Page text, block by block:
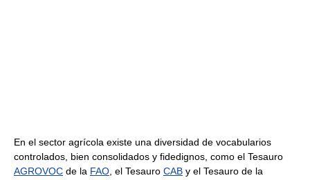
En el sector agrícola existe una diversidad de vocabularios
controlados, bien consolidados y fidedignos, como el Tesauro
AGROVOC de la FAO , el Tesauro CAB y el Tesauro de la